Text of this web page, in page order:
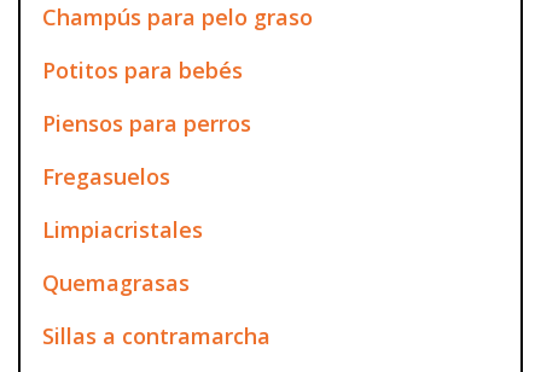
Champús para pelo graso
Potitos para bebés
Piensos para perros
Fregasuelos
Limpiacristales
Quemagrasas
Sillas a contramarcha